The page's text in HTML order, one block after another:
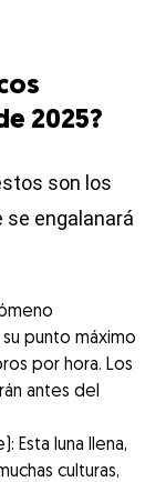
2025?
son los
engalanará
punto máximo
por hora. Los
antes del
Esta luna llena,
culturas,